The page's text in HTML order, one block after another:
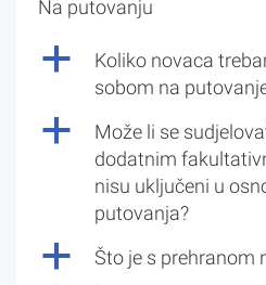
Na putovanju
a
Koliko novaca
sobom na
a
Može li se
dodatnim
nisu uključeni u
putovanja?
a Što je s prehranom